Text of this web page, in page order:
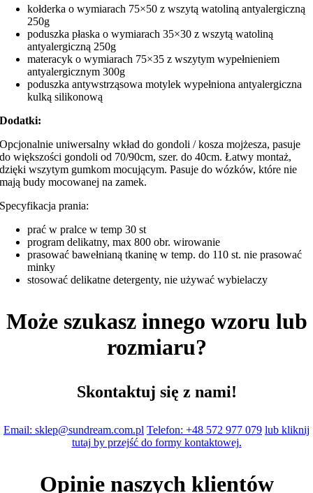
kołderka o wymiarach 75×50 z wszytą watoliną antyalergiczną
250g
poduszka płaska o wymiarach 35×30 z wszytą watoliną
antyalergiczną 250g
materacyk o wymiarach 75×35 z wszytym wypełnieniem
antyalergicznym 300g
poduszka antywstrząsowa motylek wypełniona antyalergiczna
kulką silikonową
Dodatki:
Opcjonalnie uniwersalny wkład do gondoli / kosza mojżesza, pasuje
do większości gondoli od 70/90cm, szer. do 40cm. Łatwy montaż,
dzięki wszytym gumkom mocującym. Pasuje do wózków, które nie
mają budy mocowanej na zamek.
Specyfikacja prania:
prać w pralce w temp 30 st
program delikatny, max 800 obr. wirowanie
prasować bawełnianą tkaninę w temp. do 110 st. nie prasować
minky
stosować delikatne detergenty, nie używać wybielaczy
Może szukasz innego wzoru lub
rozmiaru?
Skontaktuj się z nami!
Email: sklep@sundream.com.pl Telefon: +48 572 977 079 lub kliknij
tutaj by przejść do formy kontaktowej.
Opinie naszych klientów